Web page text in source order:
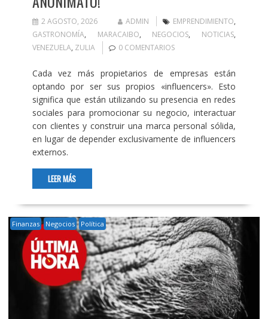
2 AGOSTO, 2026 ADMIN EMPRENDIMIENTO,
GASTRONOMÍA, MARACAIBO, NEGOCIOS, NOTICIAS,
VENEZUELA, ZULIA 0 COMENTARIOS
Cada vez más propietarios de empresas están
optando por ser sus propios «influencers». Esto
significa que están utilizando su presencia en redes
sociales para promocionar su negocio, interactuar
con clientes y construir una marca personal sólida,
en lugar de depender exclusivamente de influencers
externos.
LEER MÁS
Finanzas Negocios Política